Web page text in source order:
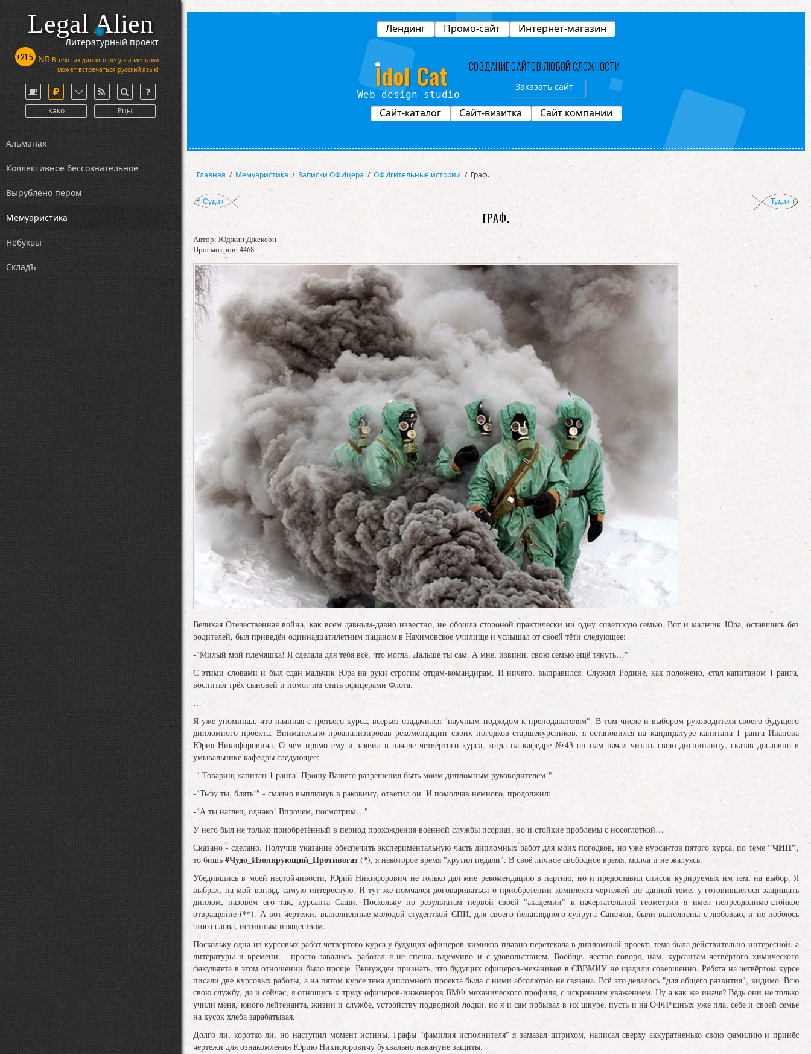
Legal Alien
Литературный проект
+21.5 NB В текстах данного ресурса местами
может встречаться русский язык!
Како Рцы
Альманах
Коллективное бессознательное
Вырублено пером
Мемуаристика
Небуквы
СкладЪ
Лендинг Промо-сайт Интернет-магазин
Idol Cat
studio
СОЗДАНИЕ САЙТОВ ЛЮБОЙ СЛОЖНОСТИ
Заказать сайт
Сайт-каталог Сайт-визитка Сайт компании
Главная / Мемуаристика / Записки ОФИцера / ОФИгительные истории / Граф.
Судак Тудак
ГРАФ.
Автор: Юджин Джексон
Просмотров: 4468
Великая Отечественная война, как всем давным-давно известно, не обошла стороной практически ни одну советскую семью. Вот и мальчик Юра, оставшись без
родителей, был приведён одиннадцатилетним пацаном в Нахимовское училище и услышал от своей тёти следующее:
-"Милый мой племяшка! Я сделала для тебя всё, что могла. Дальше ты сам. А мне, извини, свою семью ещё тянуть…"
С этими словами и был сдан мальчик Юра на руки строгим отцам-командирам. И ничего, выправился. Служил Родине, как положено, стал капитаном 1 ранга,
воспитал трёх сыновей и помог им стать офицерами Флота.
…
Я уже упоминал, что начиная с третьего курса, всерьёз озадачился "научным подходом к преподавателям". В том числе и выбором руководителя своего будущего
дипломного проекта. Внимательно проанализировав рекомендации своих погодков-старшекурсников, я остановился на кандидатуре капитана 1 ранга Иванова
Юрия Никифоровича. О чём прямо ему и заявил в начале четвёртого курса, когда на кафедре №43 он нам начал читать свою дисциплину, сказав дословно в
умывальнике кафедры следующее:
-" Товарищ капитан 1 ранга! Прошу Вашего разрешения быть моим дипломным руководителем!".
-"Тьфу ты, блять!" - смачно выплюнув в раковину, ответил он. И помолчав немного, продолжил:
-"А ты наглец, однако! Впрочем, посмотрим…"
У него был не только приобретённый в период прохождения военной службы псориаз, но и стойкие проблемы с носоглоткой…
Сказано - сделано. Получив указание обеспечить экспериментальную часть дипломных работ для моих погодков, но уже курсантов пятого курса, по теме "ЧИП",
то бишь #Чудо_Изолирующий_Противогаз (*), я некоторое время "крутил педали". В своё личное свободное время, молча и не жалуясь.
Убедившись в моей настойчивости, Юрий Никифорович не только дал мне рекомендацию в партию, но и предоставил список курируемых им тем, на выбор. Я
выбрал, на мой взгляд, самую интересную. И тут же помчался договариваться о приобретении комплекта чертежей по данной теме, у готовившегося защищать
диплом, назовём его так, курсанта Саши. Поскольку по результатам первой своей "академии" к начертательной геометрии я имел непреодолимо-стойкое
отвращение(**). А вот чертежи, выполненные молодой студенткой СПИ, для своего ненаглядного супруга Санечки, были выполнены с любовью, и не побоюсь
этого слова, истинным изяществом.
Поскольку одна из курсовых работ четвёртого курса у будущих офицеров-химиков плавно перетекала в дипломный проект, тема была действительно интересной, а
литературы и времени – просто завались, работал я не спеша, вдумчиво и с удовольствием. Вообще, честно говоря, нам, курсантам четвёртого химического
факультета в этом отношении было проще. Вынужден признать, что будущих офицеров-механиков в СВВМИУ не щадили совершенно. Ребята на четвёртом курсе
писали две курсовых работы, а на пятом курсе тема дипломного проекта была с ними абсолютно не связана. Всё это делалось "для общего развития", видимо. Всю
свою службу, да и сейчас, я отношусь к труду офицеров-инженеров ВМФ механического профиля, с искренним уважением. Ну а как же иначе? Ведь они не только
учили меня, юного лейтенанта, жизни и службе, устройству подводной лодки, но я и сам побывал в их шкуре, пусть и на ОФИ*шных уже пла, себе и своей семье
на кусок хлеба зарабатывая.
Долго ли, коротко ли, но наступил момент истины. Графы "фамилия исполнителя" я замазал штрихом, написал сверху аккуратненько свою фамилию и принёс
чертежи для ознакомления Юрию Никифоровичу буквально накануне защиты.